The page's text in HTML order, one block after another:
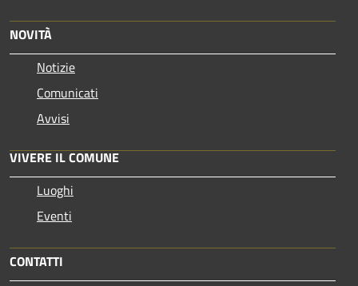
NOVITÀ
Notizie
Comunicati
Avvisi
VIVERE IL COMUNE
Luoghi
Eventi
CONTATTI